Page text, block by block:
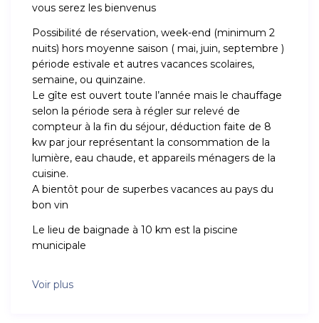
vous serez les bienvenus
Possibilité de réservation, week-end (minimum 2
nuits) hors moyenne saison ( mai, juin, septembre )
période estivale et autres vacances scolaires,
semaine, ou quinzaine.
Le gîte est ouvert toute l’année mais le chauffage
selon la période sera à régler sur relevé de
compteur à la fin du séjour, déduction faite de 8
kw par jour représentant la consommation de la
lumière, eau chaude, et appareils ménagers de la
cuisine.
A bientôt pour de superbes vacances au pays du
bon vin
Le lieu de baignade à 10 km est la piscine
municipale
Voir plus